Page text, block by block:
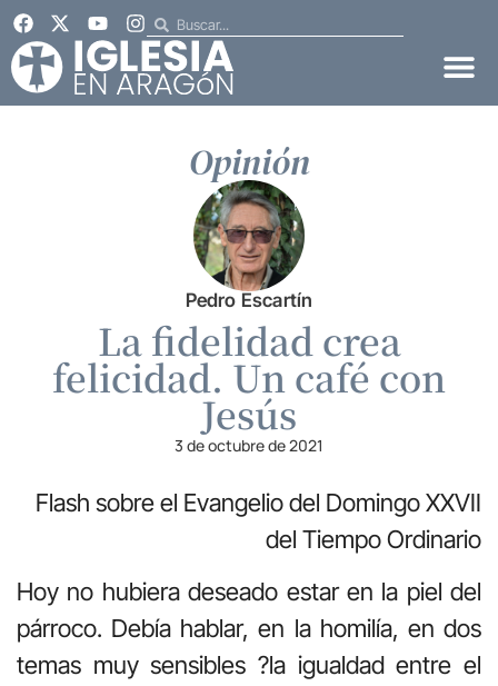
Opinión
Pedro Escartín
La fidelidad crea
felicidad. Un café con
Jesús
3 de octubre de 2021
Flash sobre el Evangelio del Domingo XXVII
del Tiempo Ordinario
Hoy no hubiera deseado estar en la piel del
párroco. Debía hablar, en la homilía, en dos
temas muy sensibles ?la igualdad entre el